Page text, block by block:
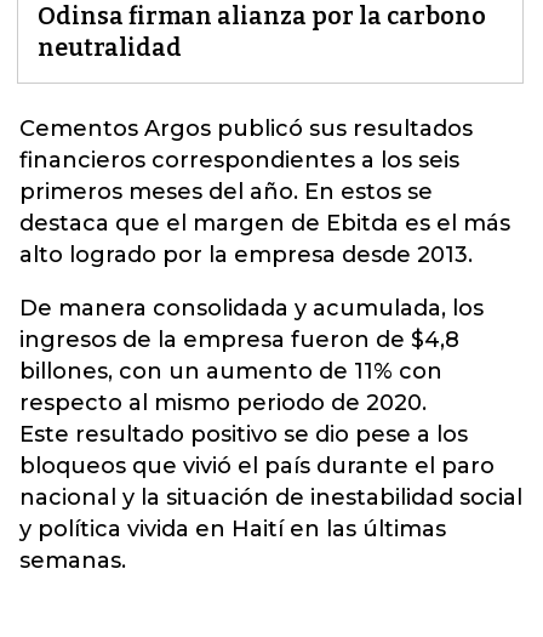
Odinsa firman alianza por la carbono
neutralidad
Cementos Argos publicó sus resultados
financieros correspondientes a los seis
primeros meses del año. En estos se
destaca que el margen de Ebitda es el más
alto logrado por la empresa desde 2013.
De manera consolidada y acumulada, los
ingresos de la empresa fueron de $4,8
billones, con un aumento de 11% con
respecto al mismo periodo de 2020.
Este resultado positivo se dio pese a los
bloqueos que vivió el país durante el paro
nacional y la situación de inestabilidad social
y política vivida en Haití en las últimas
semanas.